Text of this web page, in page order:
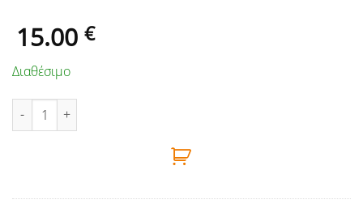
15.00 €
Διαθέσιμο
ΠΡΟΣΩΠΙΔΑ ΑΣΦΑΛΕΙΑΣ ΜΕ ΠΛΕΓΜΑ ΓΙΑ ΧΛΟΟΚΟΠΤΙΚΑ HANDY